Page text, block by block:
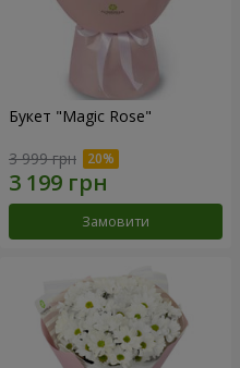
Букет "Magic Rose"
3 999 грн
Замовити